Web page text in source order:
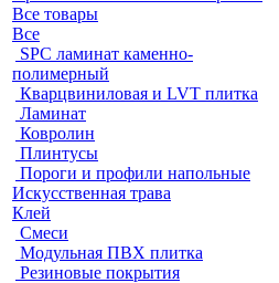
Все товары
Все
SPC ламинат каменно-
полимерный
Кварцвиниловая и LVT плитка
Ламинат
Ковролин
Плинтусы
Пороги и профили напольные
Искусственная трава
Клей
Смеси
Модульная ПВХ плитка
Резиновые покрытия